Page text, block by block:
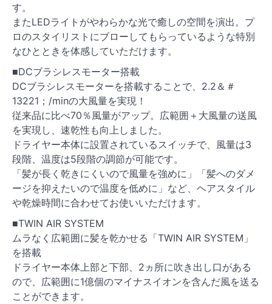
す。
またLEDライトがやわらかな光で癒しの空間を演出。プ
ロのスタイリストにブローしてもらっているような特別
なひとときを体感していただけます。
■DCブラシレスモーター搭載
DCブラシレスモーターを搭載することで、2.2＆＃
13221；/minの大風量を実現！
従来品に比べ70％風量がアップ。広範囲＋大風量の送風
を実現し、速乾性も向上しました。
ドライヤー本体に設置されているスイッチで、風量は3
段階、温度は5段階の調節が可能です。
「髪が長く乾きにくいので風量を強めに」「髪へのダメ
ージを抑えたいので温度を低めに」など、ヘアスタイル
や乾燥時間に合わせてお使いいただけます。
■TWIN AIR SYSTEM
ムラなく広範囲に髪を乾かせる「TWIN AIR SYSTEM」
を搭載
ドライヤー本体上部と下部、2ヵ所に吹き出し口がある
ので、広範囲に1億個のマイナスイオンを含んだ風を送る
ことができます。